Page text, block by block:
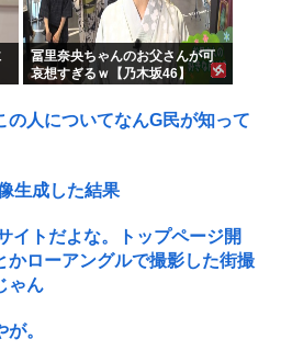
冨里奈央ちゃんのお父さんが可
哀想すぎるｗ【乃木坂46】
人についてなんG民が知って
生成した結果
イトだよな。トップページ開
かローアングルで撮影した街撮
ゃん
。